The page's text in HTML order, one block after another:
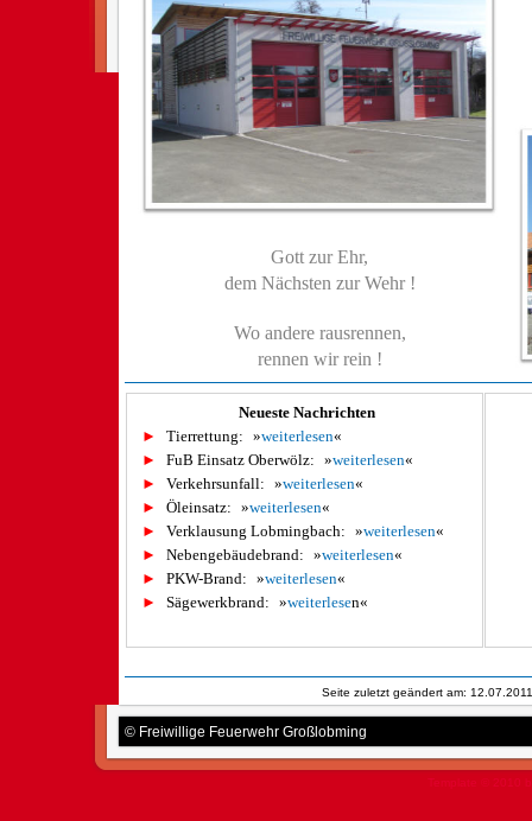
Gott zur Ehr,
dem Nächsten zur Wehr !
Wo andere rausrennen,
rennen wir rein !
Neueste Nachrichten
►
Tierrettung: »weiterlesen«
►
FuB Einsatz Oberwölz: »weiterlesen«
►
Verkehrsunfall: »weiterlesen«
►
Öleinsatz: »weiterlesen«
►
Verklausung Lobmingbach: »weiterlesen«
►
Nebengebäudebrand: »weiterlesen«
►
PKW-Brand: »weiterlesen«
►
Sägewerkbrand: »weiterlesen«
Seite zuletzt geändert am:
© Freiwillige Feuerwehr Großlobming